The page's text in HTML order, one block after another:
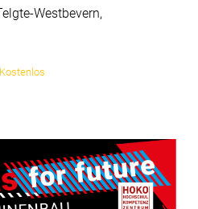
Westbevern,
Kostenlos